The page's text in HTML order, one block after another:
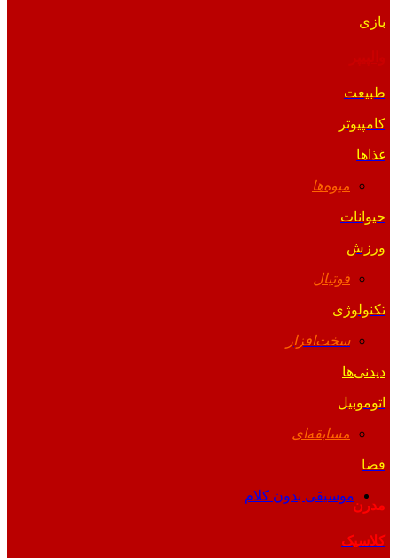
بازی
طبیعت
کامپیوتر
غذاها
میوه‌ها
حیوانات
ورزش
فوتبال
تکنولوژی
سخت‌افزار
دیدنی‌ها
اتوموبیل
مسابقه‌ای
فضا
موسیقی بدون کلام
مدرن
کلاسیک